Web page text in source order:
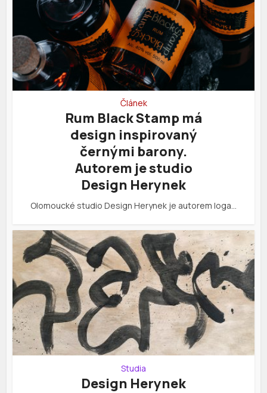
Článek
Rum Black Stamp má
design inspirovaný
černými barony.
Autorem je studio
Design Herynek
Olomoucké studio Design Herynek je autorem loga…
Studia
Design Herynek